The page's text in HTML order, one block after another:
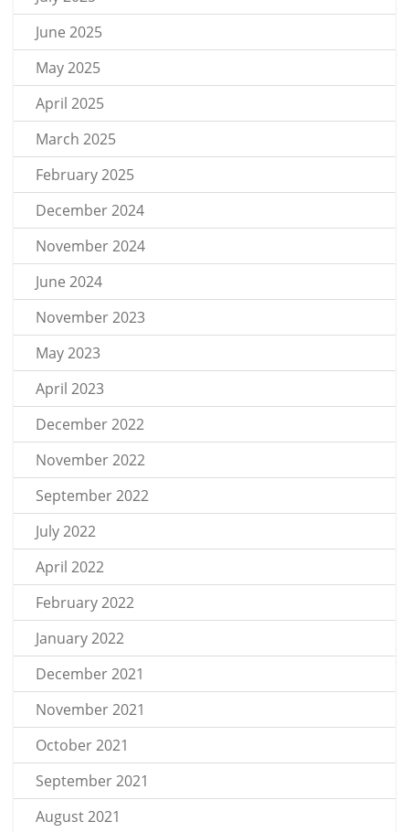
June 2025
May 2025
April 2025
March 2025
February 2025
December 2024
November 2024
June 2024
November 2023
May 2023
April 2023
December 2022
November 2022
September 2022
July 2022
April 2022
February 2022
January 2022
December 2021
November 2021
October 2021
September 2021
August 2021